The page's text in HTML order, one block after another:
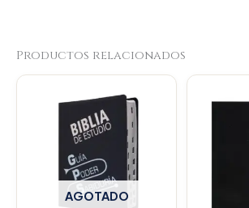
Productos relacionados
AGOTADO